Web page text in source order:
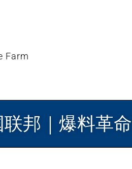
Farm
邦｜爆料革命